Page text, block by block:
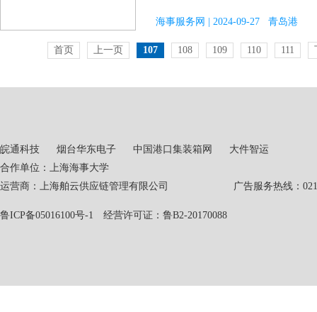
海事服务网 | 2024-09-27 青岛港
首页 上一页 107 108 109 110 111
皖通科技 烟台华东电子 中国港口集装箱网
大件智运
合作单位：上海海事大学
运营商：上海舶云供应链管理有限公司 广告服务热线：021-
鲁ICP备05016100号-1 经营许可证：鲁B2-20170088